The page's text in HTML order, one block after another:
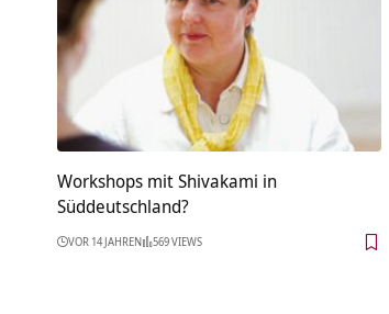
Workshops mit Shivakami in
Süddeutschland?
VOR 14 JAHREN 569 VIEWS